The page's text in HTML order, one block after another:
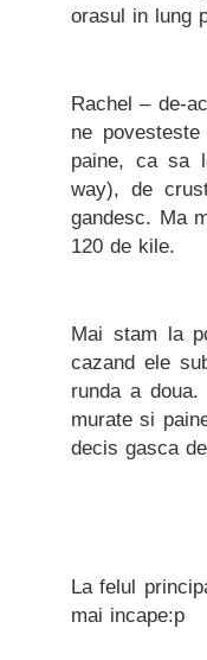
orasul in lung
Rachel – de-
ne
paine, ca sa
way), de
gandesc. Ma
120 de kile.
Mai stam la
cazand ele
runda a
murate si
decis gasca
La felul
mai incape:p